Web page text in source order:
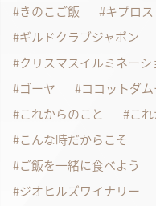
きのこご飯
キプロス
ギルドクラブジャポン
クリスマスイルミネーシ
ゴーヤ
ココットダ
これからのこと
こ
こんな時だからこそ
ご飯を一緒に食べよう
ジオヒルズワイナリー